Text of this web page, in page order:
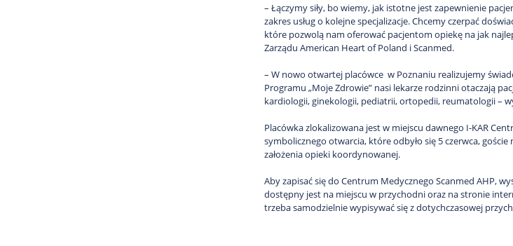
– Łączymy siły, bo wiemy, jak istotne jest zapewnienie
zakres usług o kolejne specjalizacje. Chcemy czerpać
które pozwolą nam oferować pacjentom opiekę na jak
Zarządu American Heart of Poland i Scanmed.
– W nowo otwartej placówce w Poznaniu realizujemy
Programu „Moje Zdrowie” nasi lekarze rodzinni otaczają
kardiologii, ginekologii, pediatrii, ortopedii, reumatologii –
Placówka zlokalizowana jest w miejscu dawnego I-KAR
symbolicznego otwarcia, które odbyło się 5 czerwca,
założenia opieki koordynowanej.
Aby zapisać się do Centrum Medycznego Scanmed AHP,
dostępny jest na miejscu w przychodni oraz na stronie
trzeba samodzielnie wypisywać się z dotychczasowej